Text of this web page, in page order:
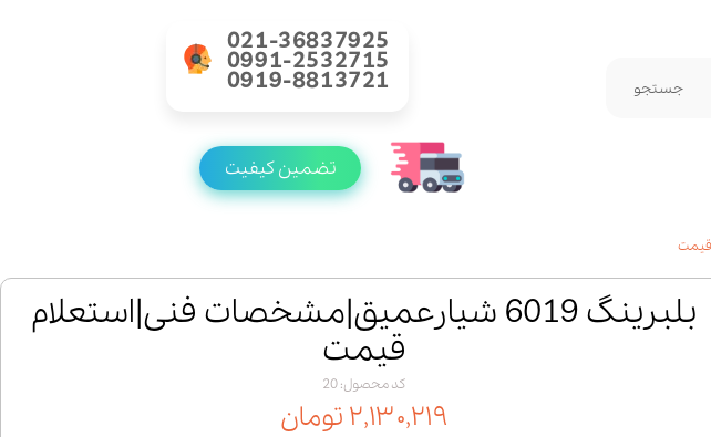
021-36837925
0991-2532715
0919-8813721 جستجو
تضمین کیفیت
بلبرینگ 6019 شیارعمیق|مشخصات فنی|استعلام
قیمت
کد محصول: 20
۲,۱۳۰,۲۱۹ تومان